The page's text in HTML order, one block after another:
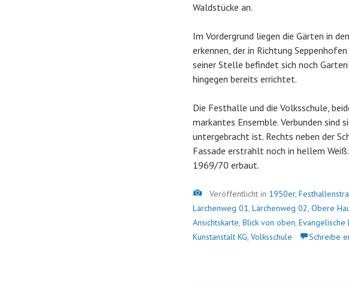
Waldstücke an.
Im Vordergrund liegen die Gärten in
erkennen, der in Richtung
seiner Stelle befindet sich noch
hingegen bereits errichtet.
Die Festhalle und die Volksschule,
markantes Ensemble. Verbunden
untergebracht ist. Rechts neben der
Fassade erstrahlt noch in hellem
1969/70 erbaut.
Bild
Veröffentlicht in 1950er,
Lärchenweg 01, Lärchenweg 02, Obere
Ansichtskarte, Blick von oben, Evangelische
Kunstanstalt KG, Volksschule Schreibe